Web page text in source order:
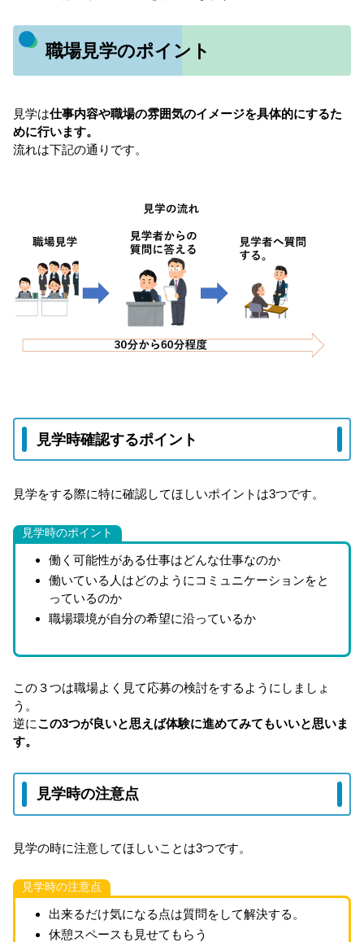
職場見学のポイント
見学は仕事内容や職場の雰囲気のイメージを具体的にするた
めに行います。
流れは下記の通りです。
見学時確認するポイント
見学をする際に特に確認してほしいポイントは3つです。
見学時のポイント
働く可能性がある仕事はどんな仕事なのか
働いている人はどのようにコミュニケーションをと
っているのか
職場環境が自分の希望に沿っているか
この３つは職場よく見て応募の検討をするようにしましょ
う。
逆にこの3つが良いと思えば体験に進めてみてもいいと思いま
す。
見学時の注意点
見学の時に注意してほしいことは3つです。
見学時の注意点
出来るだけ気になる点は質問をして解決する。
休憩スペースも見せてもらう